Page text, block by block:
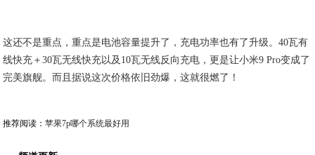
这还不是重点，重点是电池容量提升了，充电功率也有了升级。40瓦有
线快充＋30瓦无线快充以及10瓦无线反向充电，更是让小米9 Pro变成了
完美旗舰。而且据说这次价格依旧劲爆，这就很燃了！
推荐阅读：苹果7p哪个系统最好用